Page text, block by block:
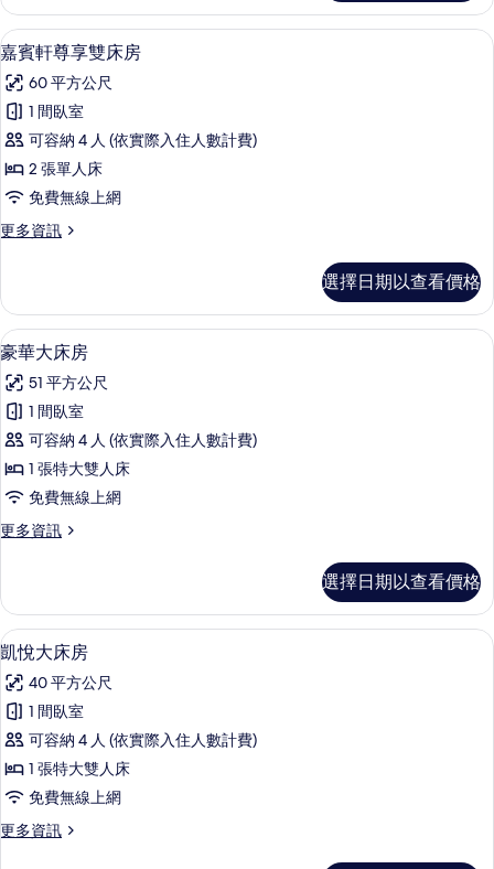
的
所
有
相
片
軒
尊
享
床
房
詳
情
顯
示
嘉
賓
軒
尊
享
雙
房
的
所
有
相
片
迷你吧、客房內保險箱、書桌、筆電
4
嘉賓軒尊享雙床房
60 平方公尺
1 間臥室
可容納 4 人 (依實際入住人數計費)
2 張單人床
免費無線上網
更多資訊
更
軒
尊
享
床
房
詳
情
選擇日期以查看價格
顯
示
豪
華
大
床
房
的
有
相
片
迷你吧、客房內保險箱、書桌、筆電
5
豪華大床房
51 平方公尺
1 間臥室
可容納 4 人 (依實際入住人數計費)
1 張特大雙人床
免費無線上網
更多資訊
更
大
床
房
詳
情
選擇日期以查看價格
顯
示
凱
悅
大
床
房
的
迷你吧、客房內保險箱、書桌、筆電
5
凱悅大床房
40 平方公尺
1 間臥室
可容納 4 人 (依實際入住人數計費)
1 張特大雙人床
免費無線上網
更多資訊
更